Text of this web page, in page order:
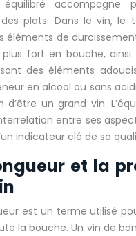
accompagne
plats. Dans le vin, le
éléments de
fort en bouche,
sont des éléments
en alcool ou sans
d’être un grand vin.
entre ses
indicateur clé de sa
et la
est un terme utilisé
la bouche. Un vin de